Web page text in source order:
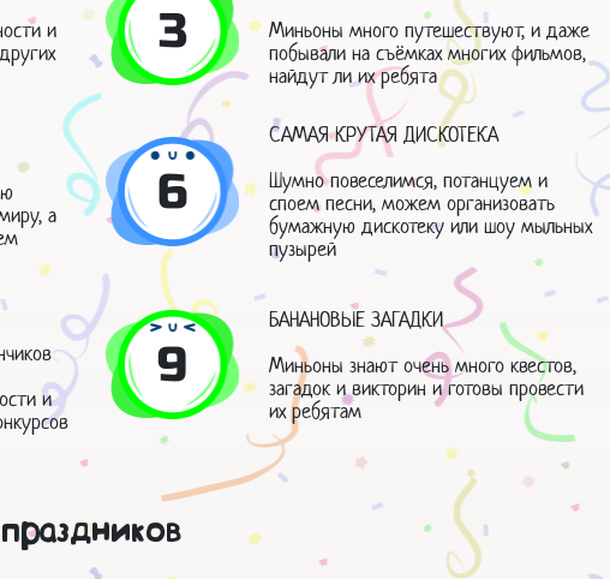
и
3
Миньоны много путешествуют, и даже
побывали на съёмках многих фильмов,
найдут ли их ребята
а
6
САМАЯ КРУТАЯ ДИСКОТЕКА
Шумно повеселимся, потанцуем и
споем песни, можем организовать
бумажную дискотеку или шоу мыльных
пузырей
и
9
БАНАНОВЫЕ ЗАГАДКИ
Миньоны знают очень много квестов,
загадок и викторин и готовы провести
их ребятам